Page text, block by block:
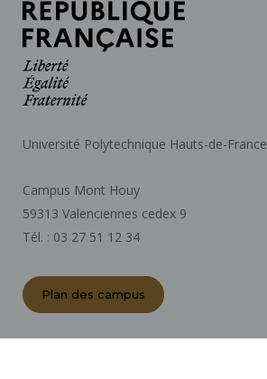
Université Polytechnique Hauts-de-France
Campus Mont Houy
59313 Valenciennes cedex 9
Tél. : 03 27 51 12 34
Plan des campus